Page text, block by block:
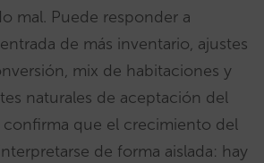
mal. Puede responder a
de más inventario, ajustes
mix de habitaciones y
naturales de aceptación del
confirma que el crecimiento del
de forma aislada: hay